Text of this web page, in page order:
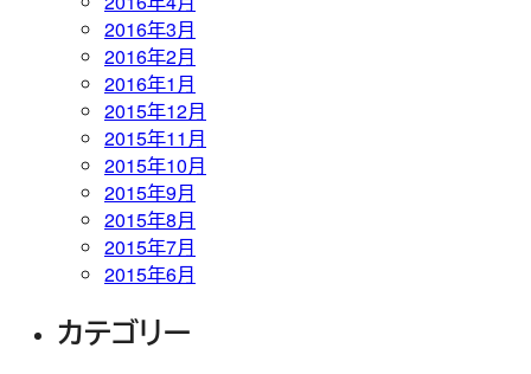
2016年3月
2016年2月
2016年1月
2015年12月
2015年11月
2015年10月
2015年9月
2015年8月
2015年7月
2015年6月
カテゴリー